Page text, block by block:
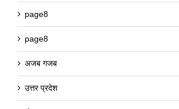
page8
page8
अजब गजब
उत्तर प्रदेश